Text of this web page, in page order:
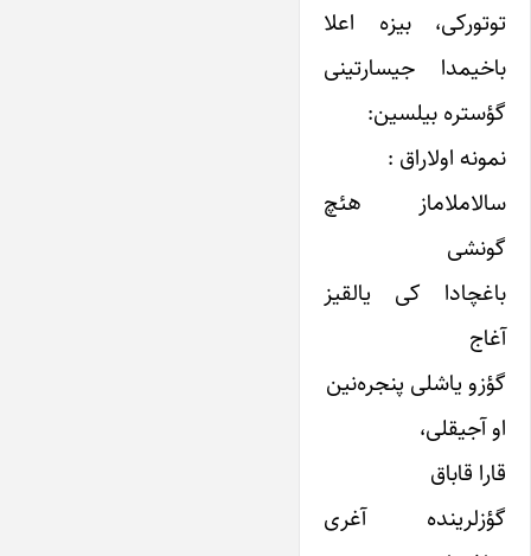
توتورکی، بیزه اعلا
باخیمدا جیسارتینی
گؤستره بیلسین:
نمونه اولاراق :
سالاملاماز هئچ
گونشی
باغچادا کی یالقیز
آغاج
گؤزو یاشلی پنجره‌نین
او آجیقلی،
قارا قاباق
گؤزلرینده آغری